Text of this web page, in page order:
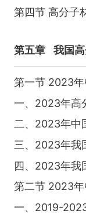
第四节 高分子
第五章 我国
第一节 2023
一、2023年高
二、2023年中
三、2023年我
四、2023年我
第二节 2023
一、2019-